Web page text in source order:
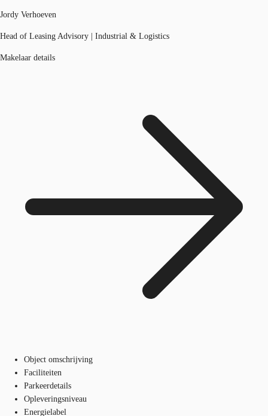
Jordy Verhoeven
Head of Leasing Advisory | Industrial & Logistics
Makelaar details
Object omschrijving
Faciliteiten
Parkeerdetails
Opleveringsniveau
Energielabel